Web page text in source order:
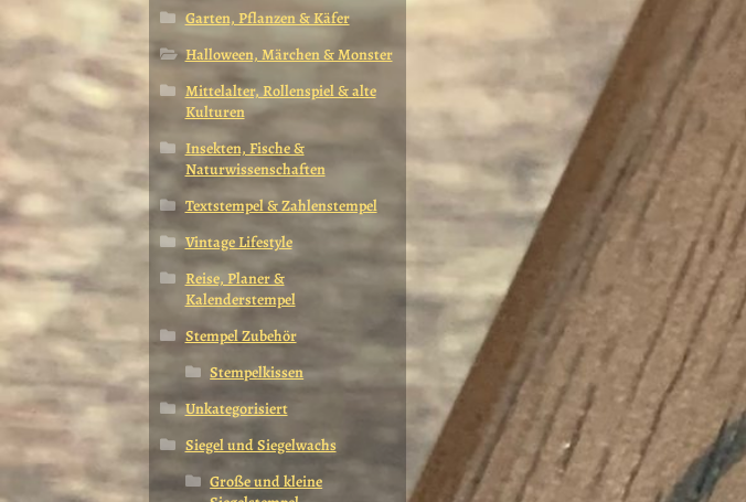
Garten, Pflanzen & Käfer
Halloween, Märchen & Monster
Mittelalter, Rollenspiel & alte
Kulturen
Insekten, Fische &
Naturwissenschaften
Textstempel & Zahlenstempel
Vintage Lifestyle
Reise, Planer &
Kalenderstempel
Stempel Zubehör
Stempelkissen
Unkategorisiert
Siegel und Siegelwachs
Große und kleine